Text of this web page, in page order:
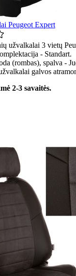
Peugeot Expert
užvalkalai 3 vietų
- Standart.
(rombas), spalva -
galvos
2-3 savaitės.